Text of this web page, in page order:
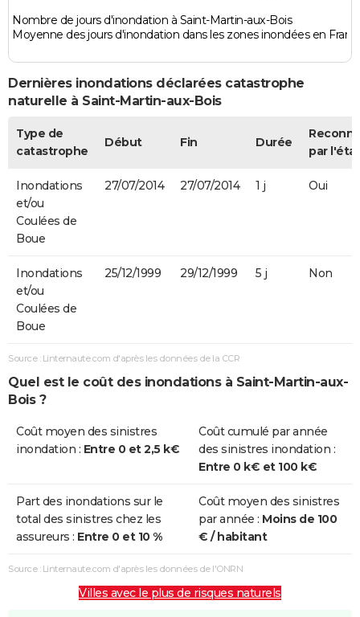
Nombre de jours d'inondation à Saint-Martin-aux-Bois
Moyenne des jours d'inondation dans les zones inondées en
Dernières inondations déclarées catastrophe
naturelle à Saint-Martin-aux-Bois
Type de
catastrophe
Début Fin Durée
par l'état
Inondations
et/ou
Coulées de
Boue
27/07/2014 27/07/2014 1 j Oui
Inondations
et/ou
Coulées de
Boue
25/12/1999 29/12/1999 5 j Non
Source : Linternaute.com d'après les données de la CCR
Quel est le coût des inondations à Saint-Martin-aux-
Bois ?
Coût moyen des sinistres
inondation : Entre 0 et 2,5 k€
Coût cumulé par année
des sinistres inondation :
Entre 0 k€ et 100 k€
Part des inondations sur le
total des sinistres chez les
assureurs : Entre 0 et 10 %
Coût moyen des sinistres
par année : Moins de 100
€ / habitant
Source : Linternaute.com d'après les données de l'ONRN
Villes avec le plus de risques naturels